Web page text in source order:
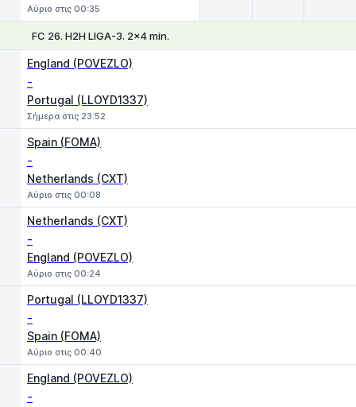
Αύριο στις 00:35
FC 26. H2H LIGA-3. 2x4 min.
England (POVEZLO)
-
Portugal (LLOYD1337)
Σήμερα στις 23:52
Spain (FOMA)
-
Netherlands (CXT)
Αύριο στις 00:08
Netherlands (CXT)
-
England (POVEZLO)
Αύριο στις 00:24
Portugal (LLOYD1337)
-
Spain (FOMA)
Αύριο στις 00:40
England (POVEZLO)
-